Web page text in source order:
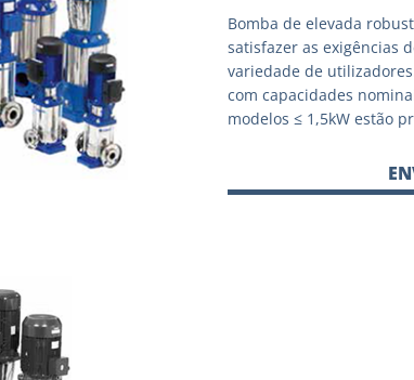
Bomba de elevada
satisfazer as exigências
variedade de
com capacidades
modelos ≤ 1,5kW estão